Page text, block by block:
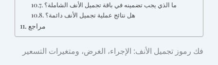
ما الذي يجب تضمينه في باقة تجميل الأنف الشاملة؟
هل نتائج عملية تجميل الأنف دائمة؟
مراجع
فك رموز تجميل الأنف: الإجراء، الغرض، ومتغيرات التسعير